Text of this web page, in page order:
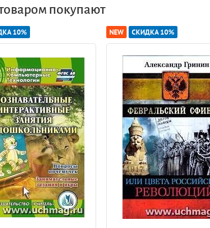
склоняются к технике, подвижным и военным
пользуются сильные, смелые, инициативные.
эстетическим оформлением.
полоролевые (пол и роль в обществе) черты
типичной женщины (феминные качества личности).
тактична, проявляет расположение, нежна, не
внешностью, ценит искусство и
литературу, нуждается
доминирующий, независимый, скрывающий
решения, самодостаточен. Однако каждый
Особенности мужского (маскулинного) или женского
общество очень быстро меняется, смещается
общественные изменения привели к
стороны, размыла четкие ограничения в поведении
и проявление индивидуальных способностей
и средств организации современнойсистемы
покупают
10% NEW СКИДКА 10%